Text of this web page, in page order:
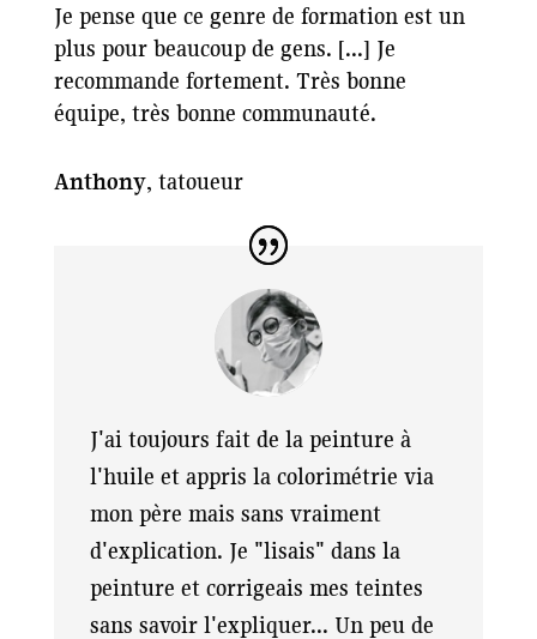
Je pense que ce genre de formation est un
plus pour beaucoup de gens. [...] Je
recommande fortement. Très bonne
équipe, très bonne communauté.
Anthony, tatoueur
J'ai toujours fait de la peinture à
l'huile et appris la colorimétrie via
mon père mais sans vraiment
d'explication. Je "lisais" dans la
peinture et corrigeais mes teintes
sans savoir l'expliquer... Un peu de